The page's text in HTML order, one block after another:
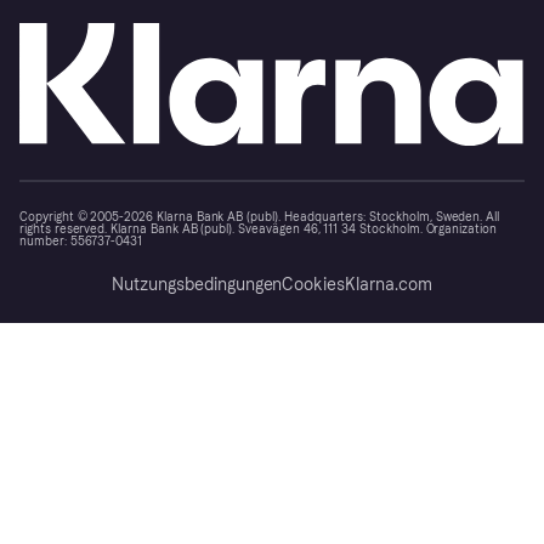
Copyright © 2005-2026 Klarna Bank AB (publ). Headquarters: Stockholm, Sweden. All
rights reserved. Klarna Bank AB (publ). Sveavägen 46, 111 34 Stockholm. Organization
number: 556737-0431
NutzungsbedingungenCookiesKlarna.com